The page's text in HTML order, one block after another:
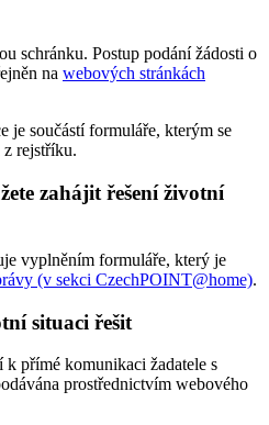
schránku. Postup podání žádosti o
na webových stránkách
je součástí formuláře, kterým se
rejstříku.
zahájit řešení životní
vyplněním formuláře, který je
(v sekci CzechPOINT@home).
situaci řešit
přímé komunikaci žadatele s
prostřednictvím webového